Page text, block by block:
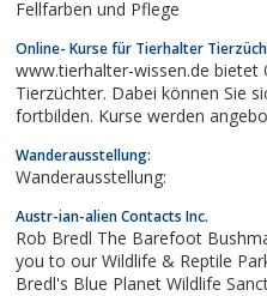
Fellfarben und Pflege
Online- Kurse für Tierhalter
www.tierhalter-wissen.de bietet
Tierzüchter. Dabei können Sie
fortbilden. Kurse werden
Reptilien. Bilden Sie sich
überschaubaren Kosten
Wanderausstellung:
Wanderausstellung:
Austr-ian-alien Contacts Inc.
Rob Bredl The Barefoot
you to our Wildlife & Reptile
Bredl's Blue Planet Wildlife